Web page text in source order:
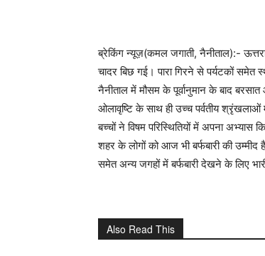
ब्रेकिंग न्यूज़(कमल जगाती, नैनीताल):-
चादर बिछ गई। पारा गिरने से पर्यटकों समेत
नैनीताल में मौसम के पूर्वानुमान के बाद
ओलावृष्टि के साथ ही उच्च पर्वतीय
बच्चों ने विषम परिस्थितियों में अपना
शहर के लोगों को आज भी बर्फबारी की
समेत अन्य जगहों में बर्फबारी देखने के लिए
Also Read This